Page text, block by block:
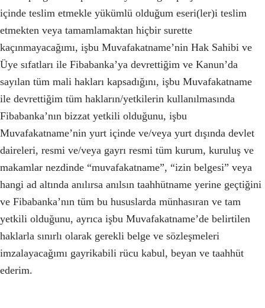
içinde teslim etmekle yükümlü olduğum eseri(ler)i teslim
etmekten veya tamamlamaktan hiçbir surette
kaçınmayacağımı, işbu Muvafakatname’nin Hak Sahibi ve
Üye sıfatları ile Fibabanka’ya devrettiğim ve Kanun’da
sayılan tüm mali hakları kapsadığını, işbu Muvafakatname
ile devrettiğim tüm hakların/yetkilerin kullanılmasında
Fibabanka’nın bizzat yetkili olduğunu, işbu
Muvafakatname’nin yurt içinde ve/veya yurt dışında devlet
daireleri, resmi ve/veya gayrı resmi tüm kurum, kuruluş ve
makamlar nezdinde “muvafakatname”, “izin belgesi” veya
hangi ad altında anılırsa anılsın taahhütname yerine geçtiğini
ve Fibabanka’nın tüm bu hususlarda münhasıran ve tam
yetkili olduğunu, ayrıca işbu Muvafakatname’de belirtilen
haklarla sınırlı olarak gerekli belge ve sözleşmeleri
imzalayacağımı gayrikabili rücu kabul, beyan ve taahhüt
ederim.